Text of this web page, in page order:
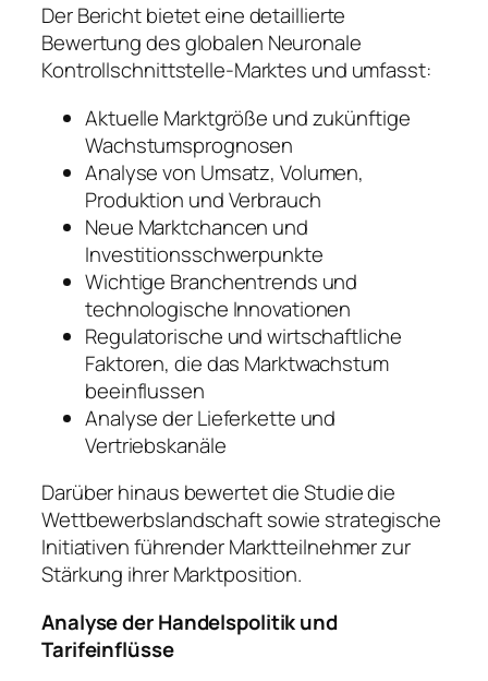
Der Bericht bietet eine detaillierte
Bewertung des globalen Neuronale
Kontrollschnittstelle-Marktes und umfasst:
Aktuelle Marktgröße und zukünftige
Wachstumsprognosen
Analyse von Umsatz, Volumen,
Produktion und Verbrauch
Neue Marktchancen und
Investitionsschwerpunkte
Wichtige Branchentrends und
technologische Innovationen
Regulatorische und wirtschaftliche
Faktoren, die das Marktwachstum
beeinflussen
Analyse der Lieferkette und
Vertriebskanäle
Darüber hinaus bewertet die Studie die
Wettbewerbslandschaft sowie strategische
Initiativen führender Marktteilnehmer zur
Stärkung ihrer Marktposition.
Analyse der Handelspolitik und
Tarifeinflüsse